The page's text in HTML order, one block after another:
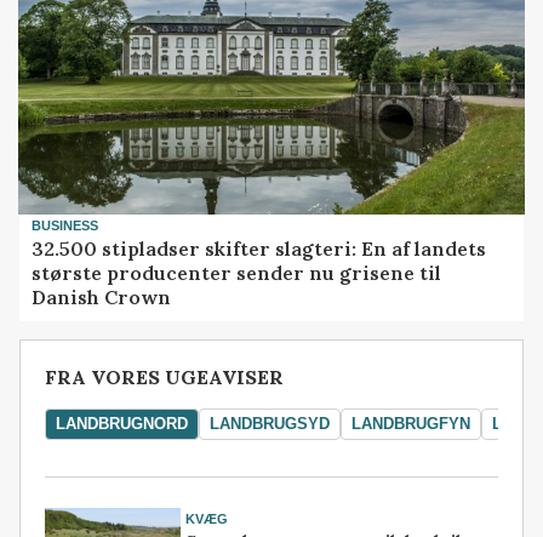
BUSINESS
32.500 stipladser skifter slagteri: En af landets
største producenter sender nu grisene til
Danish Crown
FRA VORES UGEAVISER
LANDBRUGNORD LANDBRUGSYD LANDBRUGFYN
KVÆG